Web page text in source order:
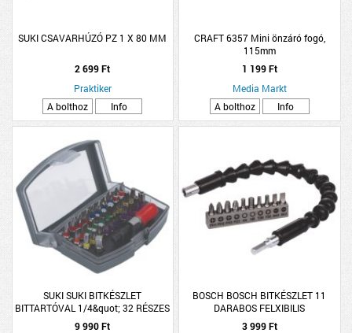
SUKI CSAVARHÚZÓ PZ 1 X 80 MM
2 699 Ft
Praktiker
A bolthoz
Info
CRAFT 6357 Mini önzáró fogó,
115mm
1 199 Ft
Media Markt
A bolthoz
Info
SUKI SUKI BITKÉSZLET
BITTARTÓVAL 1/4&quot; 32 RÉSZES
9 990 Ft
BOSCH BOSCH BITKÉSZLET 11
DARABOS FELXIBILIS
HOSSZABBÍTÓVAL
3 999 Ft